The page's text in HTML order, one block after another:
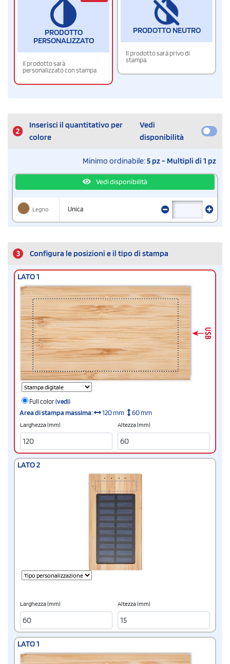
PRODOTTO
PERSONALIZZATO
Il prodotto sarà
personalizzato con stampa
PRODOTTO NEUTRO
Il prodotto sarà privo di
stampa.
2
Inserisci il quantitativo per
colore
Vedi
disponibilità
Minimo ordinabile:5 pz - Multipli di 1 pz
Vedi disponibilità
Legno Unica
3 Configura le posizioni e il tipo di stampa
LATO 1
Full color(vedi)
Area di stampa massima: 120 mm 60 mm
Larghezza (mm) Altezza (mm)
LATO 2
Larghezza (mm) Altezza (mm)
LATO 1